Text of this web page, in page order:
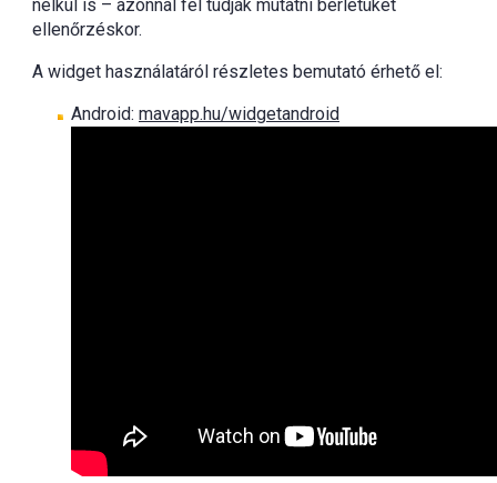
nélkül is – azonnal fel tudják mutatni bérletüket
ellenőrzéskor.
A widget használatáról részletes bemutató érhető el:
Android: mavapp.hu/widgetandroid